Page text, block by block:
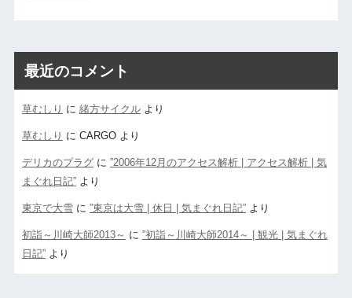
最近のコメント
草むしり に 緒方サイクルより
草むしり に CARGOより
デリカのプラグに ”2006年12月のアクセス解析 | アクセス解析 | 気
まぐれ日記”より
東京で大雪に ”東京は大雪 | 休日 | 気まぐれ日記”より
初詣～川崎大師2013～ に ”初詣～川崎大師2014～ | 観光 | 気まぐれ
日記”より